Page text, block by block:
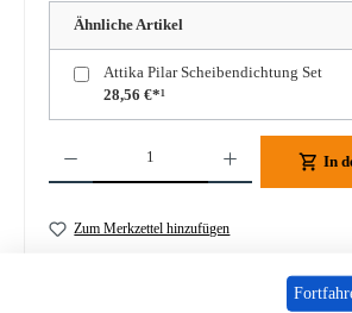
Ähnliche Artikel
Attika Pilar Scheibendichtung Set
28,56 €*¹
In
Zum Merkzettel hinzufügen
Frage zum Produkt